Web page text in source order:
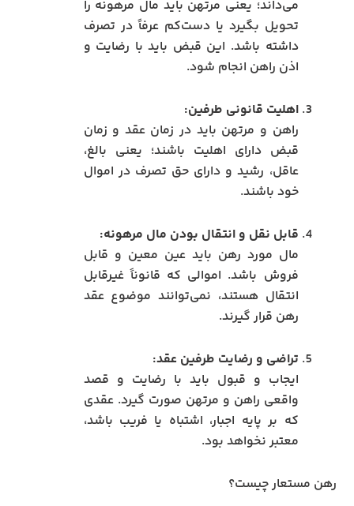
می‌داند؛ یعنی مرتهن باید مال مرهونه را
تحویل بگیرد یا دست‌کم عرفاً در تصرف
داشته باشد. این قبض باید با رضایت و
اذن راهن انجام شود.
اهلیت قانونی طرفین:
راهن و مرتهن باید در زمان عقد و زمان
قبض دارای اهلیت باشند؛ یعنی بالغ،
عاقل، رشید و دارای حق تصرف در اموال
خود باشند.
قابل نقل و انتقال بودن مال مرهونه:
مال مورد رهن باید عین معین و قابل
فروش باشد. اموالی که قانوناً غیرقابل
انتقال هستند، نمی‌توانند موضوع عقد
رهن قرار گیرند.
تراضی و رضایت طرفین عقد:
ایجاب و قبول باید با رضایت و قصد
واقعی راهن و مرتهن صورت گیرد. عقدی
که بر پایه اجبار، اشتباه یا فریب باشد،
معتبر نخواهد بود.
رهن مستعار چیست؟